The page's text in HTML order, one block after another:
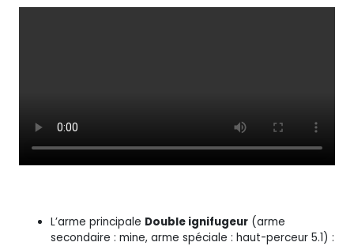
L’arme principale Double ignifugeur (arme
secondaire : mine, arme spéciale : haut-perceur 5.1) :